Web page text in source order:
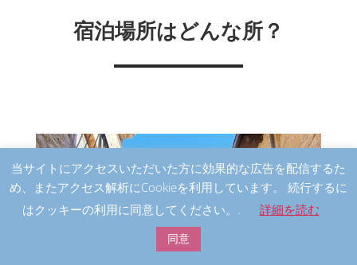
宿泊場所はどんな所？
当サイトにアクセスいただいた方に効果的な広告を配信するた
め、またアクセス解析にCookieを利用しています。 続行するに
はクッキーの利用に同意してください。.
詳細を読む
同意